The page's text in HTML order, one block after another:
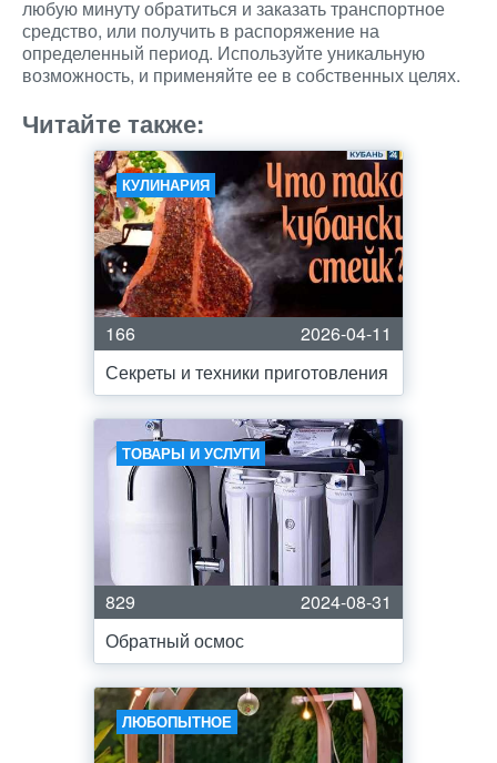
любую минуту обратиться и заказать транспортное
средство, или получить в распоряжение на
определенный период. Используйте уникальную
возможность, и применяйте ее в собственных целях.
Читайте также:
КУЛИНАРИЯ
166
2026-04-11
Секреты и техники приготовления
ТОВАРЫ И УСЛУГИ
829
2024-08-31
Обратный осмос
ЛЮБОПЫТНОЕ